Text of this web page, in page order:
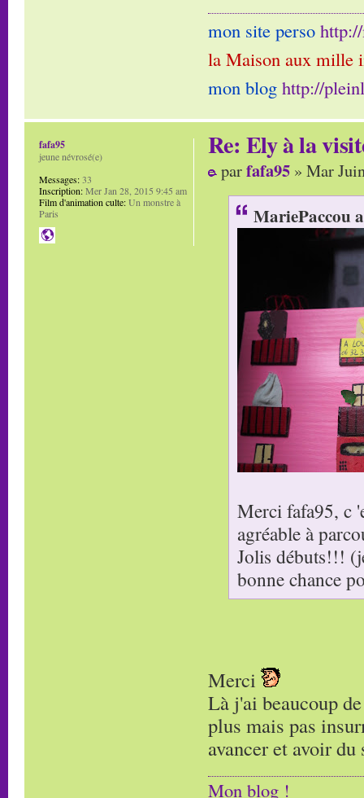
mon site perso
la Maison aux mille
mon blog http://
Re: Ely à la
parfafa95 » Mar
MariePaccou
Merci fafa95, c
agréable à
Jolis débuts!!!
bonne chance
Merci
Là j'ai beaucoup
plus mais pas
avancer et avoir
Mon blog !
fafa95
jeune névrosé(e)
Messages:33
Inscription:Mer Jan 28, 2015 9:45 am
Film d'animation culte:Un monstre à
Paris